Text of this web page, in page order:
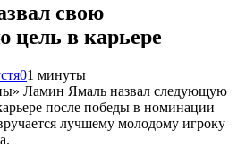
свою
цель в карьере
01 минуты
Ламин Ямаль назвал следующую
после победы в номинации
лучшему молодому игроку